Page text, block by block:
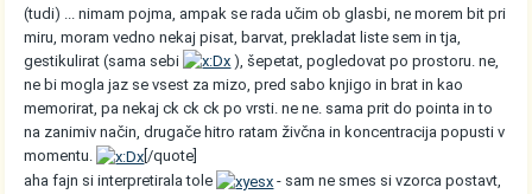
(tudi) ... nimam pojma, ampak se rada učim ob glasbi, ne morem bit pri
miru, moram vedno nekaj pisat, barvat, prekladat liste sem in tja,
gestikulirat (sama sebi
), šepetat, pogledovat po prostoru. ne,
ne bi mogla jaz se vsest za mizo, pred sabo knjigo in brat in kao
memorirat, pa nekaj ck ck ck po vrsti. ne ne. sama prit do pointa in to
na zanimiv način, drugače hitro ratam živčna in koncentracija popusti v
momentu.
[/quote]
aha fajn si interpretirala tole
- sam ne smes si vzorca postavt,